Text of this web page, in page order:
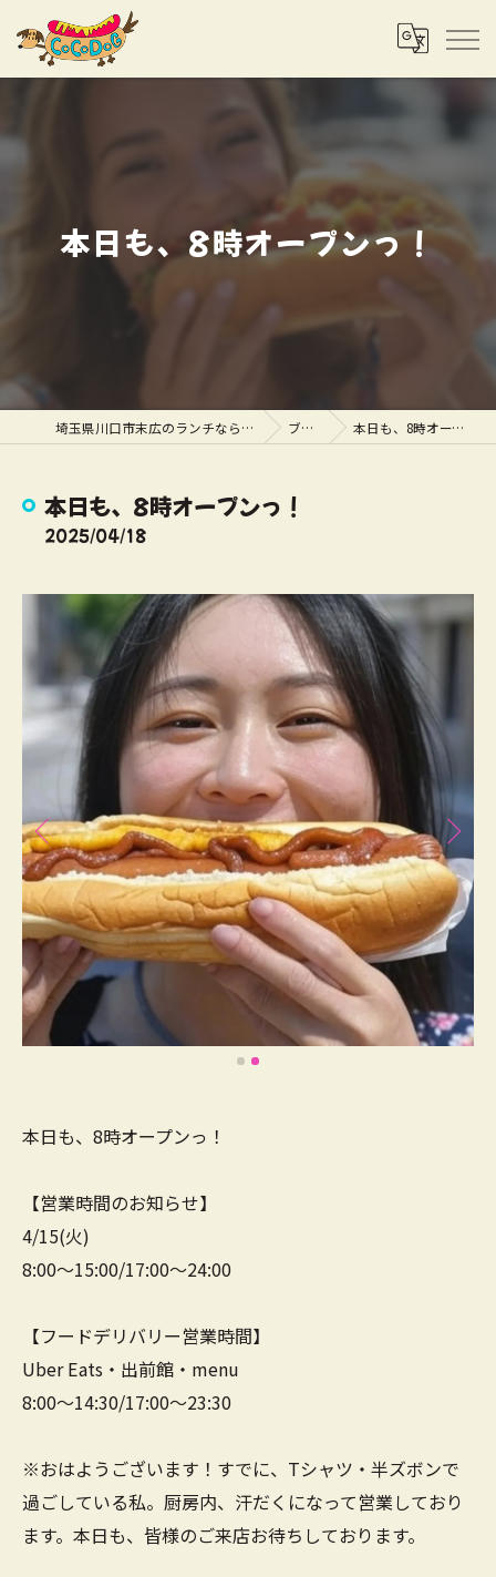
本日も、8時オープンっ！
埼玉県川口市末広のランチならCOCODOG ブログ 本日も、8時オープンっ！
本日も、8時オープンっ！
2025/04/18
本日も、8時オープンっ！
【営業時間のお知らせ】
4/15(火)
8:00～15:00/17:00～24:00
【フードデリバリー営業時間】
Uber Eats・出前館・menu
8:00～14:30/17:00～23:30
※おはようございます！すでに、Tシャツ・半ズボンで
過ごしている私。厨房内、汗だくになって営業しており
ます。本日も、皆様のご来店お待ちしております。